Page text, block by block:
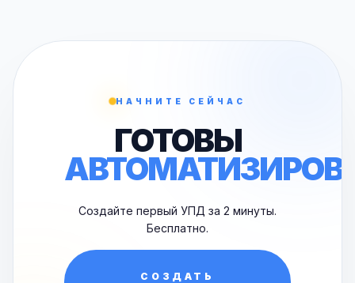
НАЧНИТЕ СЕЙЧАС
ГОТОВЫ
Создайте первый УПД за 2 минуты.
Бесплатно.
СОЗДАТЬ